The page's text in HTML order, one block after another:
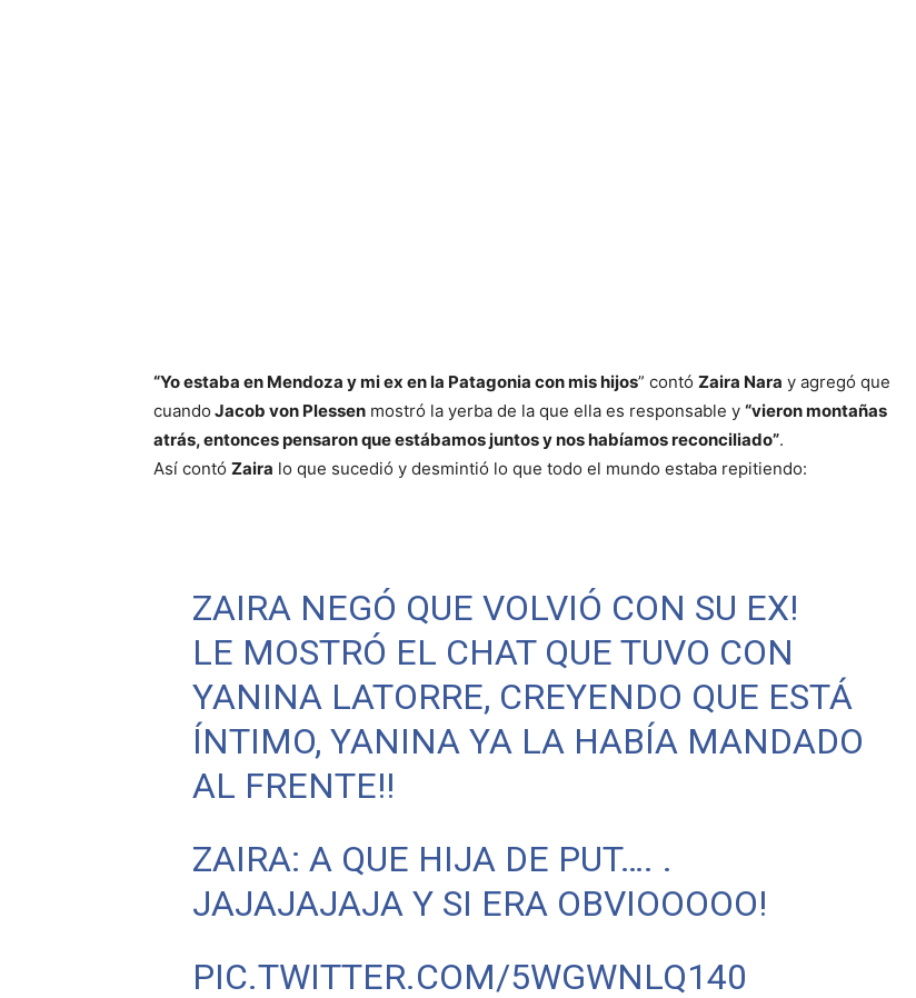
“Yo estaba en Mendoza y mi ex en la Patagonia con mis hijos” contó Zaira Nara y agregó que
cuando Jacob von Plessen mostró la yerba de la que ella es responsable y “vieron montañas
atrás, entonces pensaron que estábamos juntos y nos habíamos reconciliado”.
Así contó Zaira lo que sucedió y desmintió lo que todo el mundo estaba repitiendo:
ZAIRA NEGÓ QUE VOLVIÓ CON SU EX!
LE MOSTRÓ EL CHAT QUE TUVO CON
YANINA LATORRE, CREYENDO QUE ESTÁ
ÍNTIMO, YANINA YA LA HABÍA MANDADO
AL FRENTE!!
ZAIRA: A QUE HIJA DE PUT…. .
JAJAJAJAJA Y SI ERA OBVIOOOOO!
PIC.TWITTER.COM/5WGWNLQ140